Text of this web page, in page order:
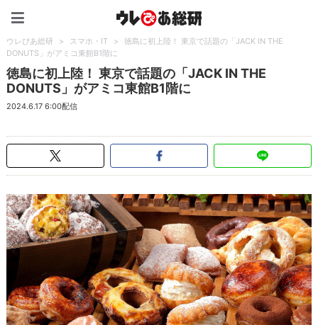
ウレぴあ総研 > スマホ・IT >
徳島に初上陸！ 東京で話題の「JACK IN THE
DONUTS」がアミコ東館B1階に
徳島に初上陸！ 東京で話題の「JACK IN THE
DONUTS」がアミコ東館B1階に
2024.6.17 6:00配信